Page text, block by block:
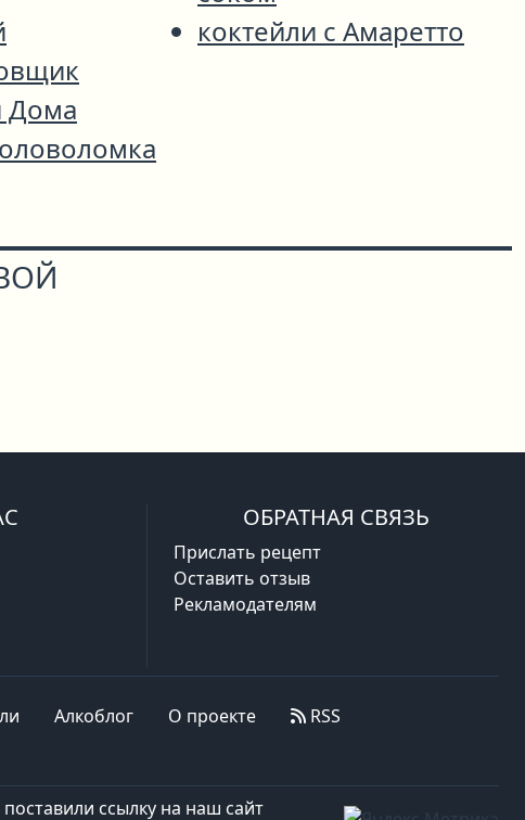
Дома
коктейли с Амаретто
ОБРАТНАЯ СВЯЗЬ
Прислать рецепт
Оставить отзыв
Рекламодателям
Алкоблог О проекте RSS
ссылку на наш сайт